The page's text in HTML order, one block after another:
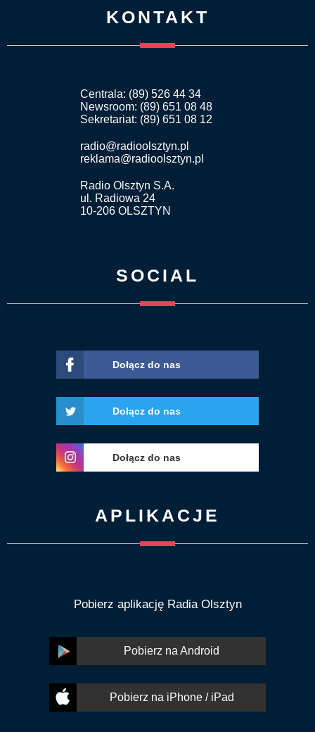
KONTAKT
Centrala: (89) 526 44 34
Newsroom: (89) 651 08 48
Sekretariat: (89) 651 08 12
radio@radioolsztyn.pl
reklama@radioolsztyn.pl
Radio Olsztyn S.A.
ul. Radiowa 24
10-206 OLSZTYN
SOCIAL
Dołącz do nas
Dołącz do nas
Dołącz do nas
APLIKACJE
Pobierz aplikację Radia Olsztyn
Pobierz na Android
Pobierz na iPhone / iPad